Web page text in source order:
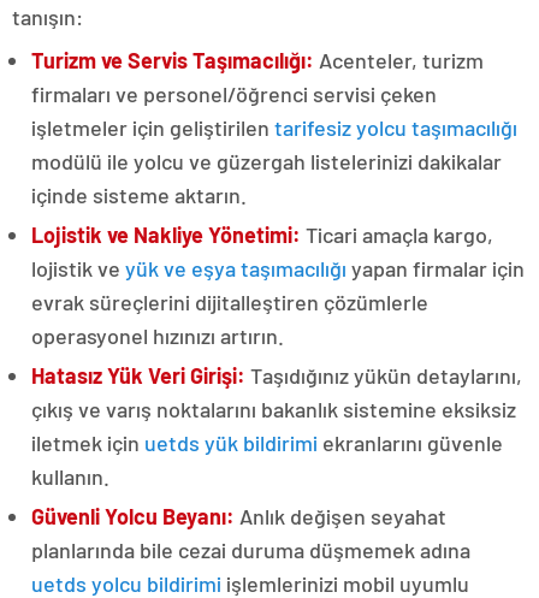
tanışın:
Turizm ve Servis Taşımacılığı: Acenteler, turizm
firmaları ve personel/öğrenci servisi çeken
işletmeler için geliştirilen tarifesiz yolcu taşımacılığı
modülü ile yolcu ve güzergah listelerinizi dakikalar
içinde sisteme aktarın.
Lojistik ve Nakliye Yönetimi: Ticari amaçla kargo,
lojistik ve yük ve eşya taşımacılığı yapan firmalar için
evrak süreçlerini dijitalleştiren çözümlerle
operasyonel hızınızı artırın.
Hatasız Yük Veri Girişi: Taşıdığınız yükün detaylarını,
çıkış ve varış noktalarını bakanlık sistemine eksiksiz
iletmek için uetds yük bildirimi ekranlarını güvenle
kullanın.
Güvenli Yolcu Beyanı: Anlık değişen seyahat
planlarında bile cezai duruma düşmemek adına
uetds yolcu bildirimi işlemlerinizi mobil uyumlu